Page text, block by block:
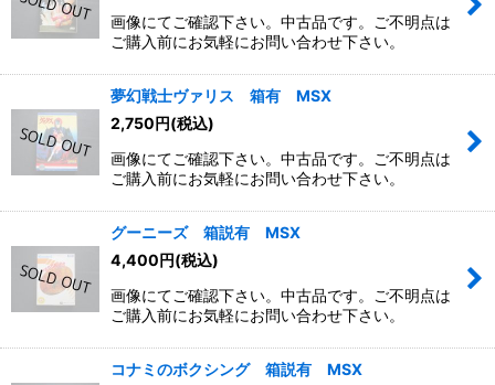
画像にてご確認下さい。中古品です。ご不明点は
ご購入前にお気軽にお問い合わせ下さい。
夢幻戦士ヴァリス 箱有 MSX
2,750円(税込)
画像にてご確認下さい。中古品です。ご不明点は
ご購入前にお気軽にお問い合わせ下さい。
グーニーズ 箱説有 MSX
4,400円(税込)
画像にてご確認下さい。中古品です。ご不明点は
ご購入前にお気軽にお問い合わせ下さい。
コナミのボクシング 箱説有 MSX